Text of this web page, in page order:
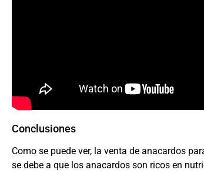
Conclusiones
Como se puede ver, la venta de anacardos
se debe a que los anacardos son ricos en